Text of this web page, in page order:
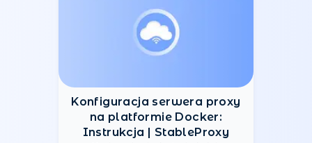
Sprawdź, jak skutecznie ominąć
bany, dlaczego systemy anty-
botowe Cię wycinają i jak odpalić
płynną rotację proxy.
12 czerwca 2025 00:33